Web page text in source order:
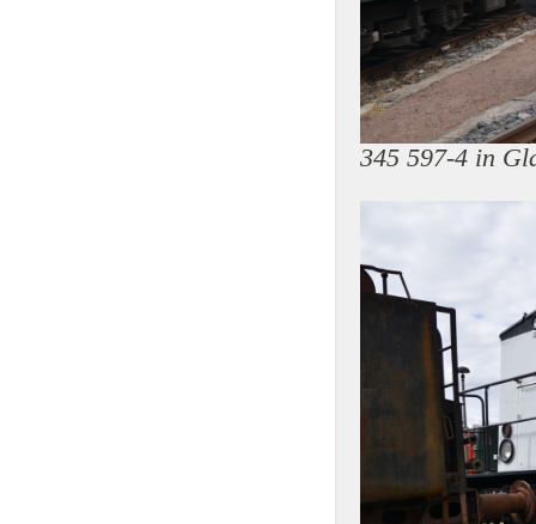
345 597-4 in